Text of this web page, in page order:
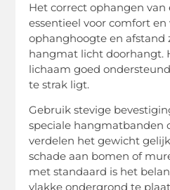
Het correct ophangen
essentieel voor comfort
ophanghoogte en afstand
hangmat licht doorhangt.
lichaam goed
te strak ligt.
Gebruik stevige
speciale hangmatbanden
verdelen het gewicht
schade aan bomen of
met standaard is het
vlakke ondergrond te